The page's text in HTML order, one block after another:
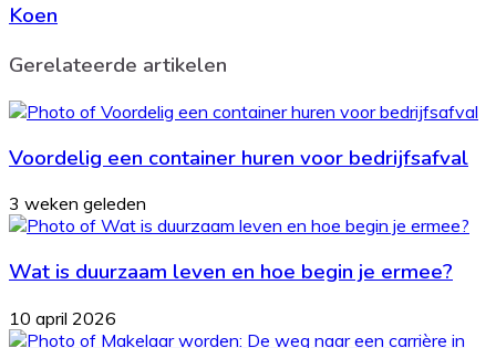
Koen
Gerelateerde artikelen
Voordelig een container huren voor bedrijfsafval
3 weken geleden
Wat is duurzaam leven en hoe begin je ermee?
10 april 2026